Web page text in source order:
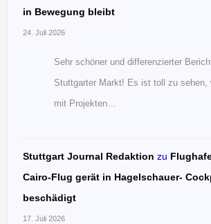
in Bewegung bleibt
24. Juli 2026
Sehr schöner und differenzierter
Stuttgarter Markt! Es ist toll zu sehen,
mit Projekten…
Stuttgart Journal Redaktion zu
Cairo-Flug gerät in Hagelschauer-
beschädigt
17. Juli 2026